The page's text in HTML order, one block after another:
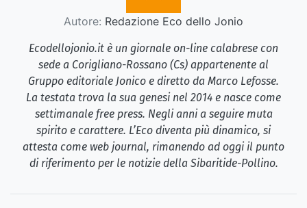
Autore: Redazione Eco dello Jonio
Ecodellojonio.it è un giornale on-line calabrese con
sede a Corigliano-Rossano (Cs) appartenente al
Gruppo editoriale Jonico e diretto da Marco Lefosse.
La testata trova la sua genesi nel 2014 e nasce come
settimanale free press. Negli anni a seguire muta
spirito e carattere. L’Eco diventa più dinamico, si
attesta come web journal, rimanendo ad oggi il punto
di riferimento per le notizie della Sibaritide-Pollino.